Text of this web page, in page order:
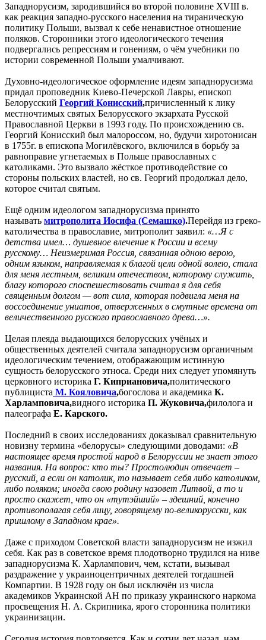
Западнорусизм, зародившийся во второй половине XVIII в.
как реакция западно-русского населения на тираническую
политику Польши, вызвал к себе ненавистное отношение
поляков. Сторонники этого идеологического течения
подвергались репрессиям и гонениям, о чём учебники по
истории современной Польши умалчивают.
Духовно-идеологическое оформление идеям западнорусизма
придал проповедник Киево-Печерской Лавры, епископ
Белорусский Георгий Конисский,причисленный к лику
местночтимых святых Белорусского экзархата Русской
Православной Церкви в 1993 году. По происхождению св.
Георгий Конисский был малороссом, но, будучи хиротонисан
в 1755г. в епископа Могилёвского, включился в борьбу за
равноправие угнетаемых в Польше православных с
католиками. Это вызвало жёсткое противодействие со
стороны польских властей, но св. Георгий продолжал дело,
которое считал святым.
Ещё одним идеологом западнорусизма принято
называть митрополита Иосифа (Семашко).Перейдя из греко-
католичества в православие, митрополит заявил: «…Я с
детства имел… душевное влечение к России и всему
русскому… Неизмеримая Россия, связанная одною верою,
одним языком, направляемая к благой цели одной волею, стала
для меня лестным, великим отечеством, которому служить,
благу которого споспешествовать считал я для себя
священным долгом — вот сила, которая подвигла меня на
воссоединение униатов, отверженных в смутные времена от
величественного русского православного древа…».
Целая плеяда выдающихся белорусских учёных и
общественных деятелей считала западнорусизм органичным
идеологическим течением, отображающим истинную
сущность белорусского этноса. Среди них следует упомянуть
церковного историка Г. Киприановича,политического
публициста М. Кояловича,богослова и академика К.
Харламповича,видного историка П. Жуковича,филолога и
палеографа Е. Карского.
Последний в своих исследованиях доказывал сравнительную
новизну термина «белорусы» следующими доводами: «В
настоящее время простой народ в Белоруссии не знает этого
названия. На вопрос: кто ты? Простолюдин отвечает –
русский, а если он католик, то называет себя либо католиком,
либо поляком; иногда свою родину назовет Литвой, а то и
просто скажет, что он «тутэйший» – здешний, конечно
противополагая себя лицу, говорящему по-великорусски, как
пришлому в Западном крае».
Даже с приходом Советской власти западнорусизм не изжил
себя. Как раз в советское время плодотворно трудился на ниве
западнорусизма К. Харлампович, чем, кстати, вызывал
раздражение у украиноцентричных деятелей тогдашней
Компартии. В 1928 году он был исключён из числа
академиков Украинской АН по приказу украинского наркома
просвещения Н. А. Скрипника, ярого сторонника политики
украинизации.